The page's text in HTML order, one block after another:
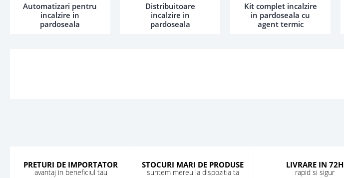
Automatizari pentru
incalzire in
pardoseala
Distribuitoare
incalzire in
pardoseala
Kit complet incalzire
in pardoseala cu
agent termic
PRETURI DE IMPORTATOR
avantaj in beneficiul tau
STOCURI MARI DE PRODUSE
suntem mereu la dispozitia ta
LIVRARE IN 72H
rapid si sigur